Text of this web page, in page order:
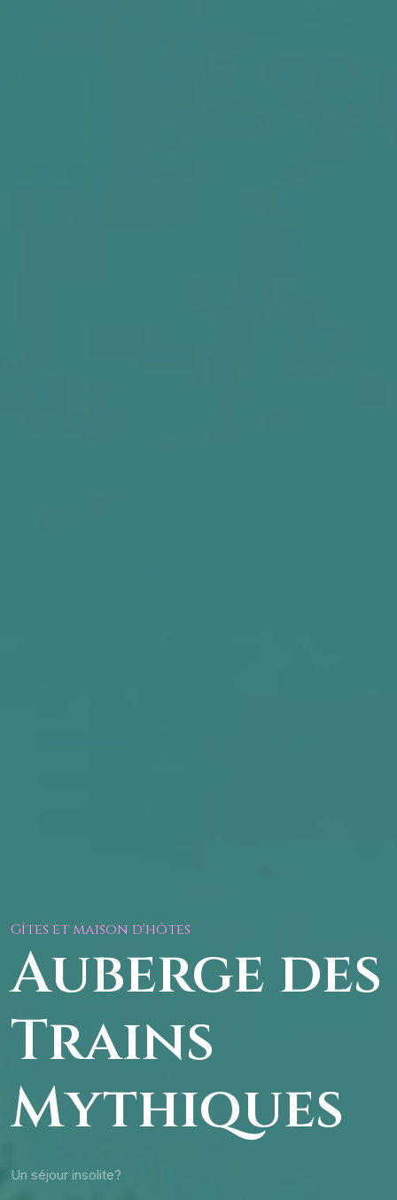
Gîtes et maison d'hôtes
Auberge des
Trains
Mythiques
Un séjour insolite?